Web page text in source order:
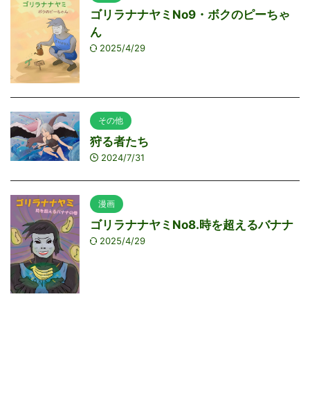
ゴリラナナヤミNo9・ボクのピーちゃ
ん
2025/4/29
その他
狩る者たち
2024/7/31
漫画
ゴリラナナヤミNo8.時を超えるバナナ
2025/4/29